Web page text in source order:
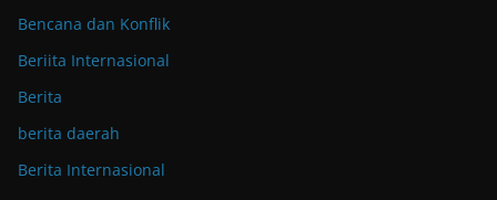
Bencana dan Konflik
Beriita Internasional
Berita
berita daerah
Berita Internasional